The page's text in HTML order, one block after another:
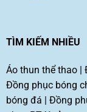
TÌM KIẾM NHIỀU
Áo thun thể thao|
Đồng phục bóng
bóng đá | Đồng